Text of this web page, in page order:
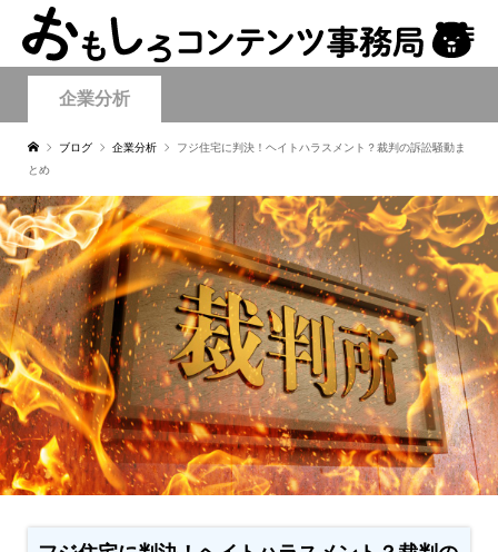
企業分析
ブログ 企業分析
フジ住宅に判決！ヘイトハラスメント？裁判の訴訟騒動ま
とめ